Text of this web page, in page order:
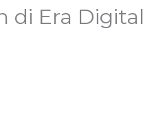
di Era Digital